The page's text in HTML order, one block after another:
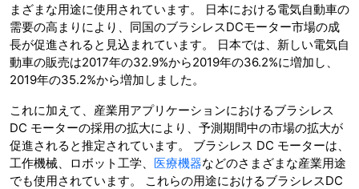
まざまな用途に使用されています。 日本における電気自動車の
需要の高まりにより、同国のブラシレスDCモーター市場の成
長が促進されると見込まれています。 日本では、新しい電気自
動車の販売は2017年の32.9%から2019年の36.2%に増加し、
2019年の35.2%から増加しました。
これに加えて、産業用アプリケーションにおけるブラシレス
DC モーターの採用の拡大により、予測期間中の市場の拡大が
促進されると推定されています。 ブラシレス DC モーターは、
工作機械、ロボット工学、 医療機器などのさまざまな産業用途
でも使用されています。 これらの用途におけるブラシレスDC